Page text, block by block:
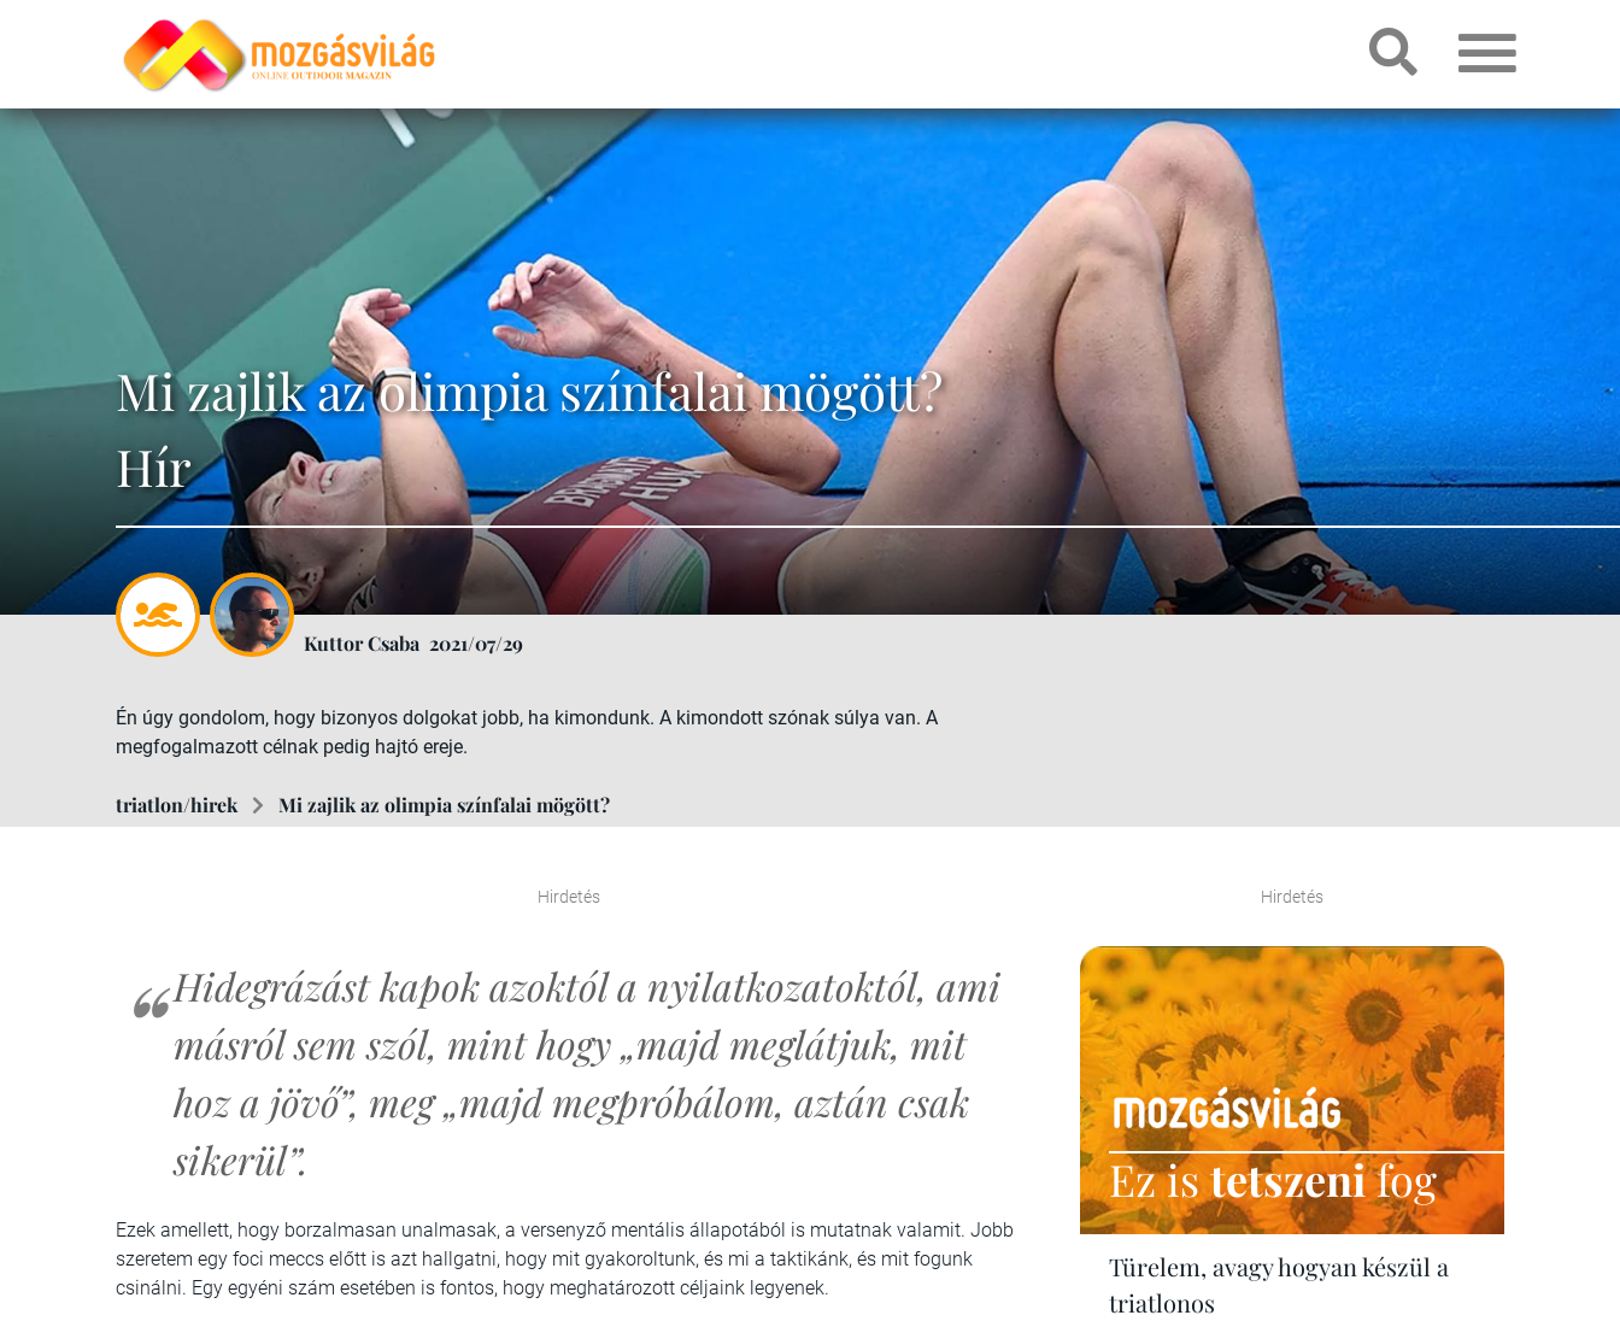
Mi zajlik az olimpia színfalai mögött?
Hír
Kuttor Csaba 2021/07/29
Én úgy gondolom, hogy bizonyos dolgokat jobb, ha kimondunk. A kimondott szónak súlya van. A
megfogalmazott célnak pedig hajtó ereje.
triatlon/hirek Mi zajlik az olimpia színfalai mögött?
Hirdetés
Hidegrázást kapok azoktól a nyilatkozatoktól, ami
másról sem szól, mint hogy „majd meglátjuk, mit
hoz a jövő”, meg „majd megpróbálom, aztán csak
sikerül”.
Ezek amellett, hogy borzalmasan unalmasak, a versenyző mentális állapotából is mutatnak valamit. Jobb
szeretem egy foci meccs előtt is azt hallgatni, hogy mit gyakoroltunk, és mi a taktikánk, és mit fogunk
csinálni. Egy egyéni szám esetében is fontos, hogy meghatározott céljaink legyenek.
Hirdetés
Ez istetszenifog
Türelem, avagy hogyan készül a
triatlonos